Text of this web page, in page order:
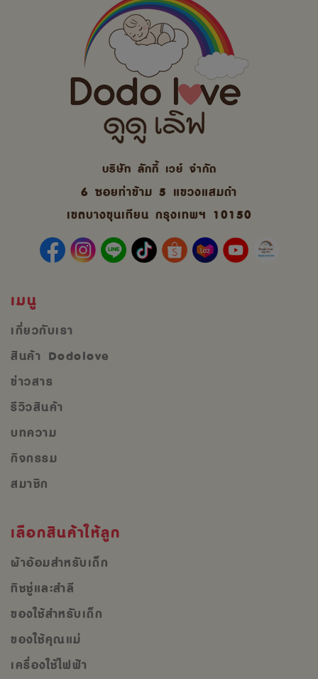
บริษัท ลักกี้ เวย์ จํากัด
6 ซอยท่าข้าม 5 แขวงแสมดำ
เขตบางขุนเทียน กรุงเทพฯ 10150
เมนู
เกี่ยวกับเรา
สินค้า Dodolove
ข่าวสาร
รีวิวสินค้า
บทความ
กิจกรรม
สมาชิก
เลือกสินค้าให้ลูก
ผ้าอ้อมสำหรับเด็ก
ทิชชู่และสำลี
ของใช้สำหรับเด็ก
ของใช้คุณแม่
เครื่องใช้ไฟฟ้า